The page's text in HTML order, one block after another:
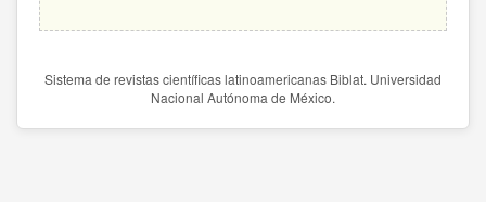
Sistema de revistas científicas latinoamericanas Biblat. Universidad
Nacional Autónoma de México.